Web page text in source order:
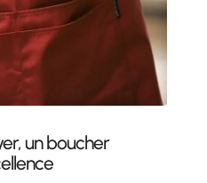
un boucher